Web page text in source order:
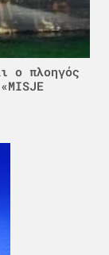
ο πλοηγός